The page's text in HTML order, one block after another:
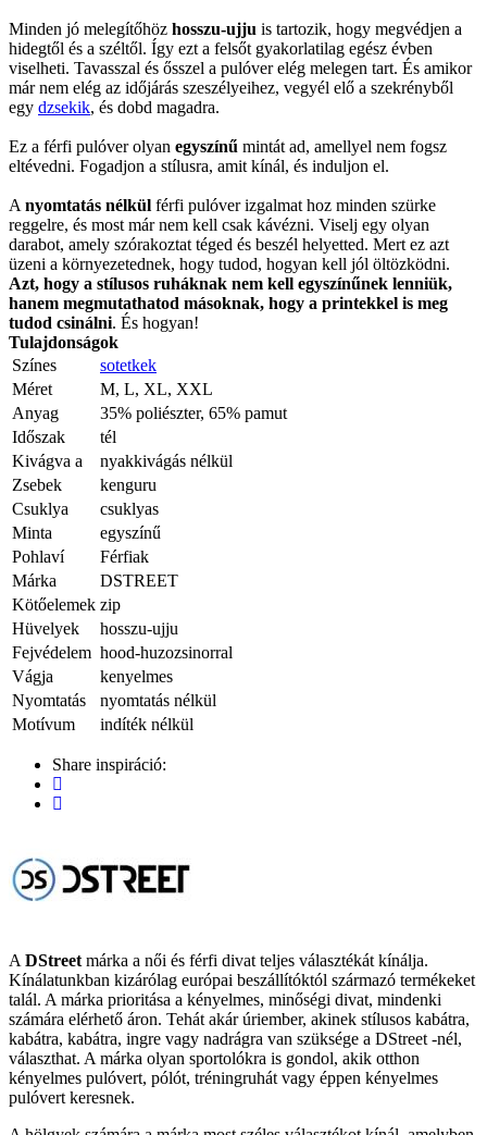
Minden jó melegítőhöz hosszu-ujju is tartozik, hogy megvédjen a
hidegtől és a széltől. Így ezt a felsőt gyakorlatilag egész évben
viselheti. Tavasszal és ősszel a pulóver elég melegen tart. És amikor
már nem elég az időjárás szeszélyeihez, vegyél elő a szekrényből
egy dzsekik, és dobd magadra.
Ez a férfi pulóver olyan egyszínű mintát ad, amellyel nem fogsz
eltévedni. Fogadjon a stílusra, amit kínál, és induljon el.
A nyomtatás nélkül férfi pulóver izgalmat hoz minden szürke
reggelre, és most már nem kell csak kávézni. Viselj egy olyan
darabot, amely szórakoztat téged és beszél helyetted. Mert ez azt
üzeni a környezetednek, hogy tudod, hogyan kell jól öltözködni.
Azt, hogy a stílusos ruháknak nem kell egyszínűnek lenniük,
hanem megmutathatod másoknak, hogy a printekkel is meg
tudod csinálni. És hogyan!
Tulajdonságok
Színes
sotetkek
Méret
M, L, XL, XXL
Anyag
35% poliészter, 65% pamut
Időszak
tél
Kivágva a
nyakkivágás nélkül
Zsebek
kenguru
Csuklya
csuklyas
Minta
egyszínű
Pohlaví
Férfiak
Márka
DSTREET
Kötőelemek zip
Hüvelyek
hosszu-ujju
Fejvédelem hood-huzozsinorral
Vágja
kenyelmes
Nyomtatás
nyomtatás nélkül
Motívum
indíték nélkül
Share inspiráció:
A DStreet márka a női és férfi divat teljes választékát kínálja.
Kínálatunkban kizárólag európai beszállítóktól származó termékeket
talál. A márka prioritása a kényelmes, minőségi divat, mindenki
számára elérhető áron. Tehát akár úriember, akinek stílusos kabátra,
kabátra, kabátra, ingre vagy nadrágra van szüksége a DStreet -nél,
választhat. A márka olyan sportolókra is gondol, akik otthon
kényelmes pulóvert, pólót, tréningruhát vagy éppen kényelmes
pulóvert keresnek.